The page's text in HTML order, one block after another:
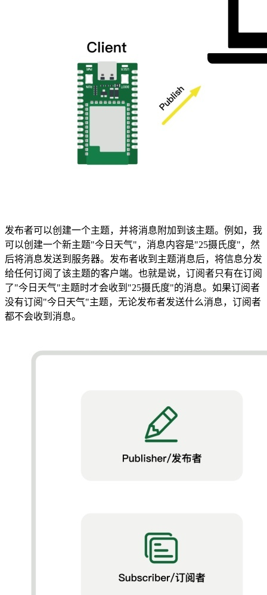
发布者可以创建一个主题，并将消息附加到该主题。例如，我
可以创建一个新主题"今日天气"，消息内容是"25摄氏度"，然
后将消息发送到服务器。发布者收到主题消息后，将信息分发
给任何订阅了该主题的客户端。也就是说，订阅者只有在订阅
了"今日天气"主题时才会收到"25摄氏度"的消息。如果订阅者
没有订阅"今日天气"主题，无论发布者发送什么消息，订阅者
都不会收到消息。